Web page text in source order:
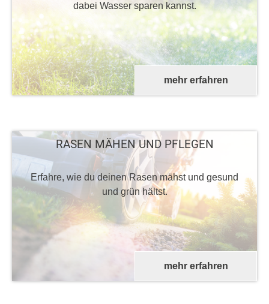
dabei Wasser sparen kannst.
mehr erfahren
RASEN MÄHEN UND PFLEGEN
Erfahre, wie du deinen Rasen mähst und gesund
und grün hältst.
mehr erfahren